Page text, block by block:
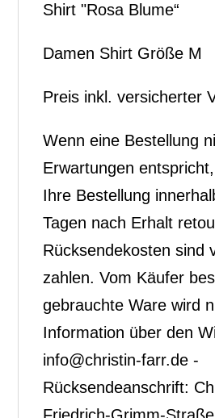
Menge
Shirt "Rosa Blume“
Damen Shirt Größe M
Preis inkl. versicherter
Wenn eine Bestellung
Erwartungen
Ihre Bestellung
Tagen nach Erhalt
Rücksendekosten sind
zahlen. Vom Käufer
gebrauchte Ware wird
Information über den
info@christin-farr.de -
Rücksendeanschrift: